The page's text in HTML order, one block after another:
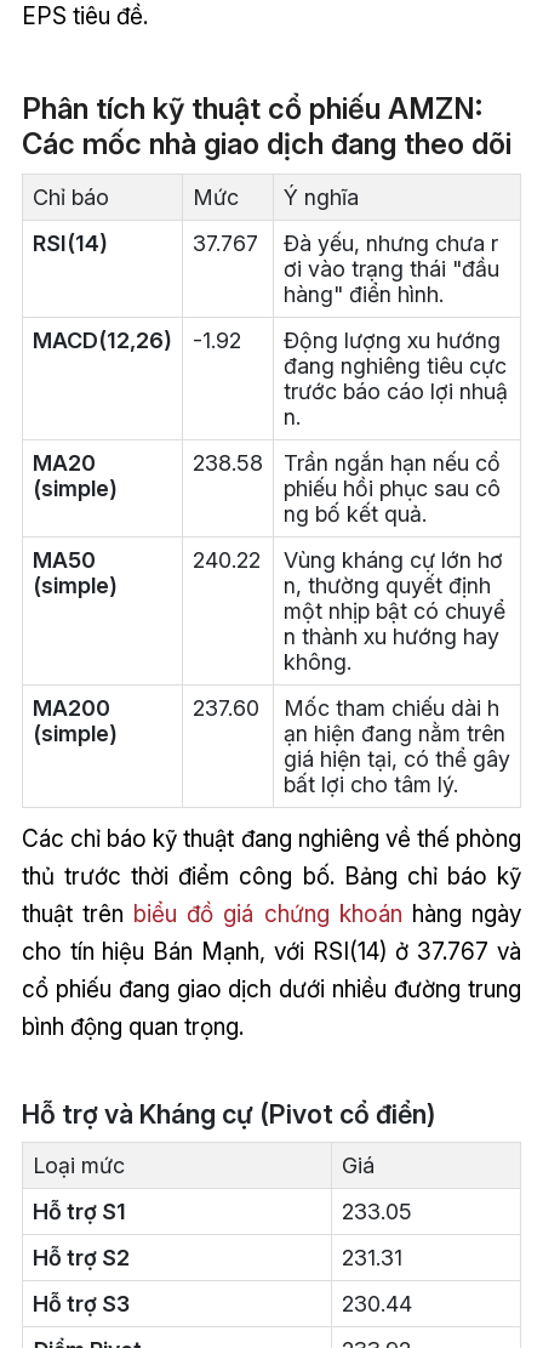
EPS tiêu đề.
Phân tích kỹ thuật cổ phiếu AMZN:
Các mốc nhà giao dịch đang theo dõi
Chỉ báo Mức
Ý nghĩa
RSI(14)
37.767
Đà yếu, nhưng chưa r
ơi vào trạng thái "đầu
hàng" điển hình.
MACD(12,26)
-1.92
Động lượng xu hướng
đang nghiêng tiêu cực
trước báo cáo lợi nhuậ
n.
MA20
(simple)
238.58
Trần ngắn hạn nếu cổ
phiếu hồi phục sau cô
ng bố kết quả.
MA50
(simple)
240.22
Vùng kháng cự lớn hơ
n, thường quyết định
một nhịp bật có chuyể
n thành xu hướng hay
không.
MA200
(simple)
237.60
Mốc tham chiếu dài h
ạn hiện đang nằm trên
giá hiện tại, có thể gây
bất lợi cho tâm lý.
Các chỉ báo kỹ thuật đang nghiêng về thế phòng
thủ trước thời điểm công bố. Bảng chỉ báo kỹ
thuật trên biểu đồ giá chứng khoán hàng ngày
cho tín hiệu Bán Mạnh, với RSI(14) ở 37.767 và
cổ phiếu đang giao dịch dưới nhiều đường trung
bình động quan trọng.
Hỗ trợ và Kháng cự (Pivot cổ điển)
Loại mức
Giá
Hỗ trợ S1
233.05
Hỗ trợ S2
231.31
Hỗ trợ S3
230.44